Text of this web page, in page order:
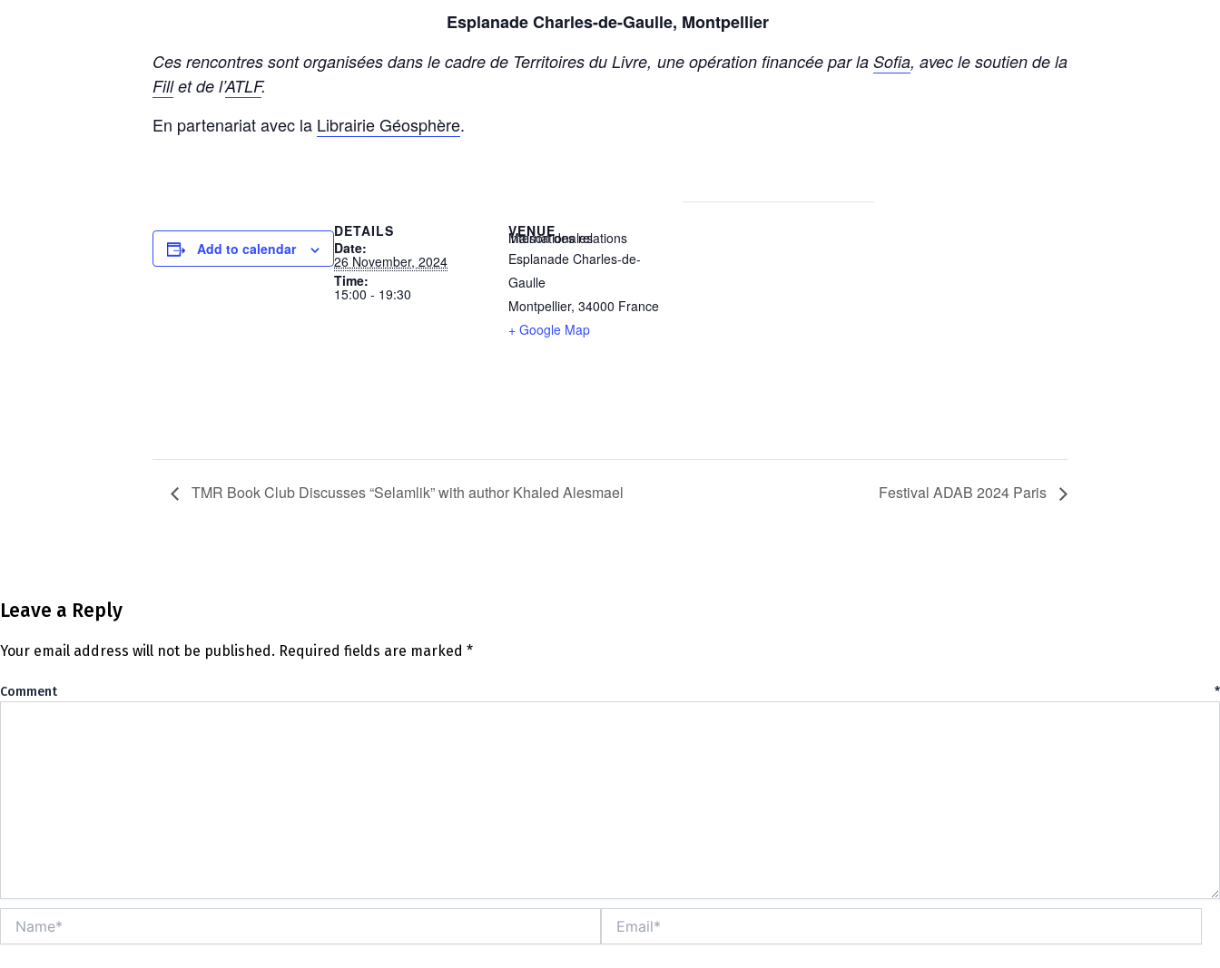
Esplanade Charles-de-Gaulle, Montpellier
Ces rencontres sont organisées dans le cadre de Territoires du Livre, une opération financée par la Sofia, avec le soutien de la
Fillet de l’ATLF.
En partenariat avec la Librairie Géosphère.
Add to calendar
DETAILS
Date:
26 November, 2024
Time:
15:00 - 19:30
VENUE
Maison des relations internationales
Esplanade Charles-de-
Gaulle
Montpellier, 34000 France
+ Google Map
TMR Book Club Discusses “Selamlik” with author Khaled Alesmael Festival ADAB 2024 Paris
Leave a Reply
Your email address will not be published. Required fields are marked *
Comment *